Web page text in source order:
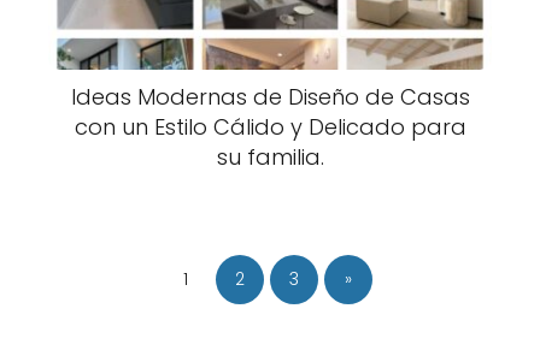
Ideas Modernas de Diseño de Casas
con un Estilo Cálido y Delicado para
su familia.
1 2 3 »